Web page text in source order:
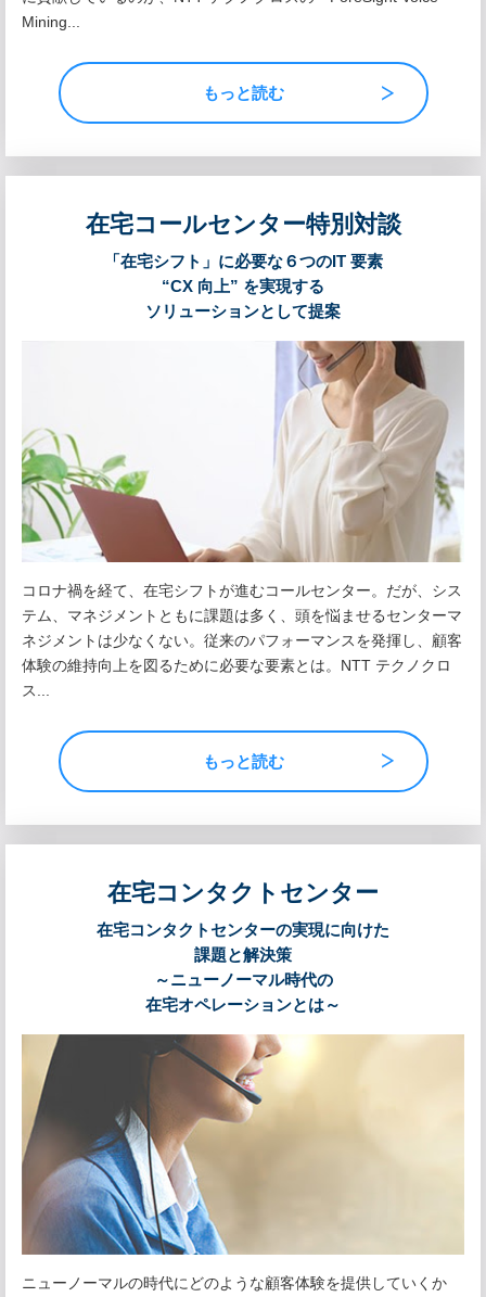
Mining...
もっと読む
在宅コールセンター特別対談
「在宅シフト」に必要な６つのIT 要素
“CX 向上” を実現する
ソリューションとして提案
コロナ禍を経て、在宅シフトが進むコールセンター。だが、シス
テム、マネジメントともに課題は多く、頭を悩ませるセンターマ
ネジメントは少なくない。従来のパフォーマンスを発揮し、顧客
体験の維持向上を図るために必要な要素とは。NTT テクノクロ
ス...
もっと読む
在宅コンタクトセンター
在宅コンタクトセンターの実現に向けた
課題と解決策
～ニューノーマル時代の
在宅オペレーションとは～
ニューノーマルの時代にどのような顧客体験を提供していくか